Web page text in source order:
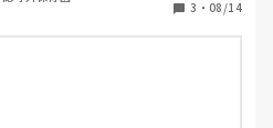
ような感じでしょうか？
3 ・ 08/14